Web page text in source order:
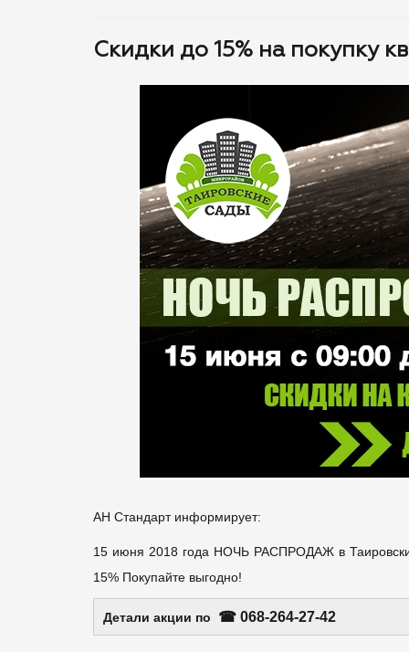
Скидки до 15% на покупку
АН Стандарт информирует:
15 июня 2018 года НОЧЬ РАСПРОДАЖ в
15% Покупайте выгодно!
Детали акции по ☎ 068-264-27-42